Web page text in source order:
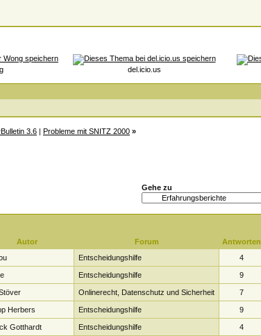
del.icio.us
3.6 | Probleme mit SNITZ 2000 »
Gehe zu
Autor Forum Antworten
Entscheidungshilfe 4
Entscheidungshilfe 9
Onlinerecht, Datenschutz und Sicherheit 7
Herbers Entscheidungshilfe 9
Gotthardt Entscheidungshilfe 4